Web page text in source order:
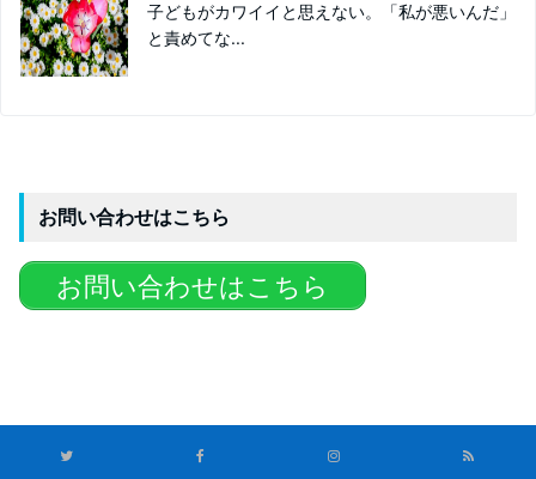
子どもがカワイイと思えない。「私が悪いんだ」
と責めてな...
お問い合わせはこちら
お問い合わせはこちら